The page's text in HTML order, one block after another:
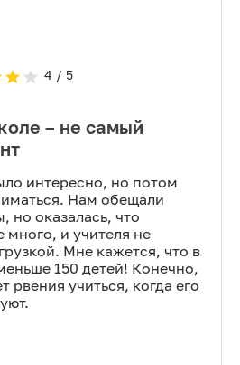
4 / 5
– не самый
интересно, но потом
Нам обещали
но оказалась, что
много, и учителя не
Мне кажется, что в
150 детей! Конечно,
рвения учиться, когда его